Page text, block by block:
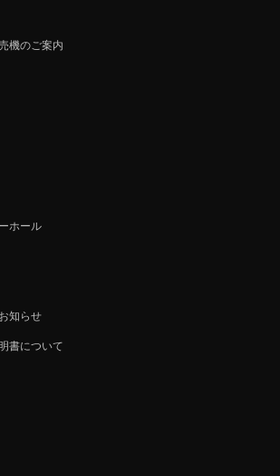
機のご案内
ホール
知らせ
書について